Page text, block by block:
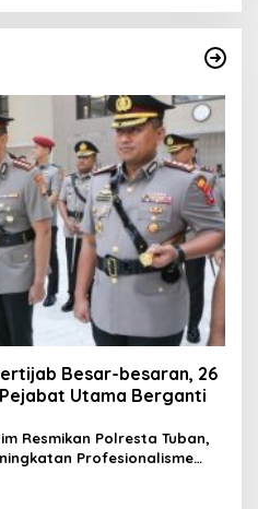
Besar-besaran, 26
Utama Berganti
Resmikan Polresta Tuban,
Profesionalisme